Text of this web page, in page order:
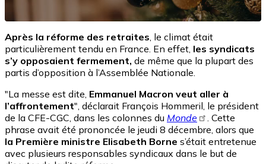
Après la réforme des retraites , le climat était
particulièrement tendu en France. En effet, les syndicats
s’y opposaient fermement, de même que la plupart des
partis d’opposition à l’Assemblée Nationale.
"La messe est dite, Emmanuel Macron veut aller à
l’affrontement", déclarait François Hommeril, le président
de la CFE-CGC, dans les colonnes du Monde
. Cette
phrase avait été prononcée le jeudi 8 décembre, alors que
la Première ministre Elisabeth Borne s’était entretenue
avec plusieurs responsables syndicaux dans le but de